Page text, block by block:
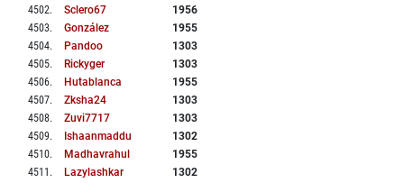
4502. Sclero67
1956
4503. González
1955
4504. Pandoo
1303
4505. Rickyger
1303
4506. Hutablanca
1955
4507. Zksha24
1303
4508. Zuvi7717
1303
4509. Ishaanmaddu
1302
4510. Madhavrahul
1955
4511 . Lazylashkar
1302